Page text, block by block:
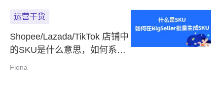
运营干货
Shopee/Lazada/TikTok 店铺中
的SKU是什么意思，如何系统
填写SKU？
Fiona